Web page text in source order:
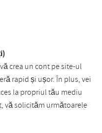
crea un cont pe site-ul
rapid și ușor. În plus, vei
la propriul tău mediu
vă solicităm următoarele